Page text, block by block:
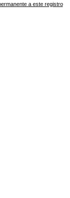
a este registro